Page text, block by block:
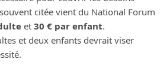
citée vient du National Forum
et 30 € par enfant.
et deux enfants devrait viser